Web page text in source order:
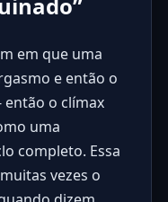
em que uma
e então o
o clímax
uma
completo. Essa
vezes o